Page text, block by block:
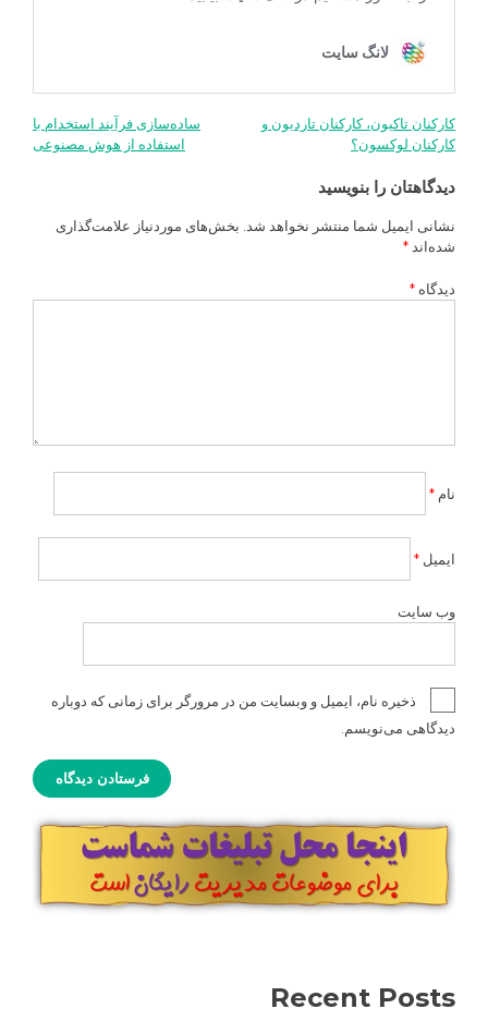
راهبری
نوشته
کارکنان تاکیون، کارکنان تاردیون و
کارکنان لوکسون؟
ساده‌سازی فرآیند استخدام با
استفاده از هوش مصنوعی
دیدگاهتان را بنویسید
نشانی ایمیل شما منتشر نخواهد شد. بخش‌های موردنیاز علامت‌گذاری
شده‌اند *
دیدگاه *
نام *
ایمیل *
وب‌ سایت
ذخیره نام، ایمیل و وبسایت من در مرورگر برای زمانی که دوباره
دیدگاهی می‌نویسم.
Recent Posts